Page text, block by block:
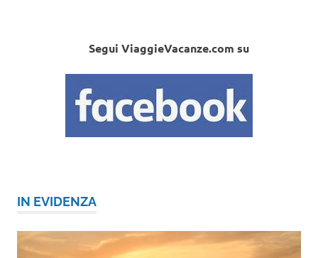
Segui ViaggieVacanze.com su
IN EVIDENZA